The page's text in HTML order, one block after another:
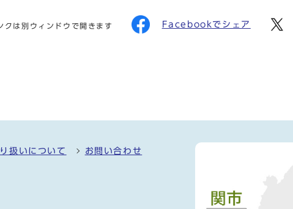
クは別ウィンドウで開きます Facebookでシェア
扱いについて お問い合わせ